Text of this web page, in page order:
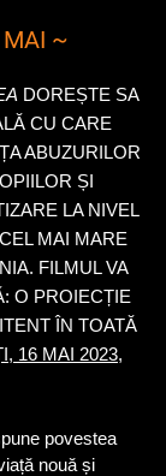
MAI ~
DOREȘTE SA
CU CARE
ABUZURILOR
ȘI
LA NIVEL
MAI MARE
FILMUL VA
O PROIECȚIE
ÎN TOATĂ
16 MAI 2023,
povestea
nouă și